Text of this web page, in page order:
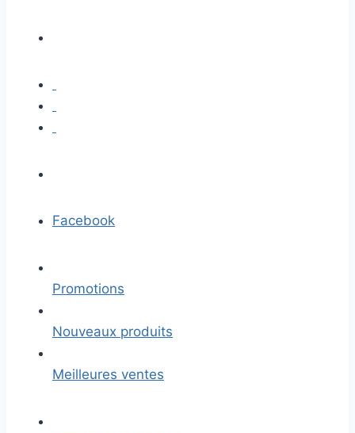
Facebook
Promotions
Nouveaux produits
Meilleures ventes